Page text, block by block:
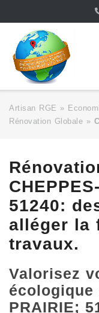
content
Artisan RGE »
Rénovation Globale »
51240:
alléger la
travaux.
Valorisez
écologique
PRAIRIE;